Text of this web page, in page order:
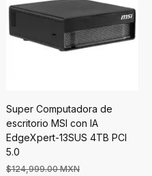
Super Computadora de
escritorio MSI con IA
EdgeXpert-13SUS 4TB PCI
5.0
$124,999.00 MXN